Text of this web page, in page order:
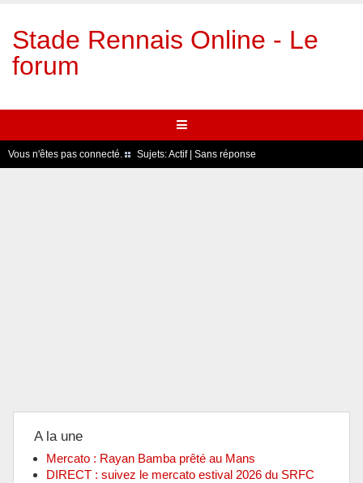
Stade Rennais Online - Le
forum
Vous n'êtes pas connecté. Sujets:Actif| Sans réponse
A la une
Mercato : Rayan Bamba prêté au Mans
DIRECT : suivez le mercato estival 2026 du SRFC